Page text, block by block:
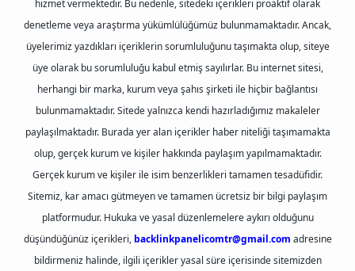
hizmet vermektedir. Bu nedenle, sitedeki içerikleri proaktif olarak
denetleme veya araştırma yükümlülüğümüz bulunmamaktadır. Ancak,
üyelerimiz yazdıkları içeriklerin sorumluluğunu taşımakta olup, siteye
üye olarak bu sorumluluğu kabul etmiş sayılırlar. Bu internet sitesi,
herhangi bir marka, kurum veya şahıs şirketi ile hiçbir bağlantısı
bulunmamaktadır. Sitede yalnızca kendi hazırladığımız makaleler
paylaşılmaktadır. Burada yer alan içerikler haber niteliği taşımamakta
olup, gerçek kurum ve kişiler hakkında paylaşım yapılmamaktadır.
Gerçek kurum ve kişiler ile isim benzerlikleri tamamen tesadüfidir.
Sitemiz, kar amacı gütmeyen ve tamamen ücretsiz bir bilgi paylaşım
platformudur. Hukuka ve yasal düzenlemelere aykırı olduğunu
düşündüğünüz içerikleri, backlinkpanelicomtr@gmail.com adresine
bildirmeniz halinde, ilgili içerikler yasal süre içerisinde sitemizden